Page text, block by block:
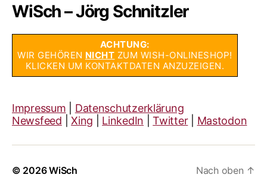
WiSch – Jörg Schnitzler
ACHTUNG:
WIR GEHÖREN NICHT ZUM WISH-ONLINESHOP!
KLICKEN UM KONTAKTDATEN ANZUZEIGEN.
Impressum
Datenschutzerklärung
Newsfeed |Xing LinkedIn |Twitter Mastodon
© 2026WiSch
Nach oben ↑